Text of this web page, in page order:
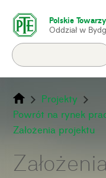
Polskie
Oddział w
Projekty
Założenia projektu